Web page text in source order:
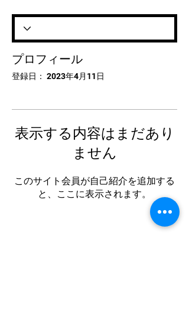
プロフィール
登録日： 2023年4月11日
表示する内容はまだあり
ません
このサイト会員が自己紹介を追加する
と、ここに表示されます。